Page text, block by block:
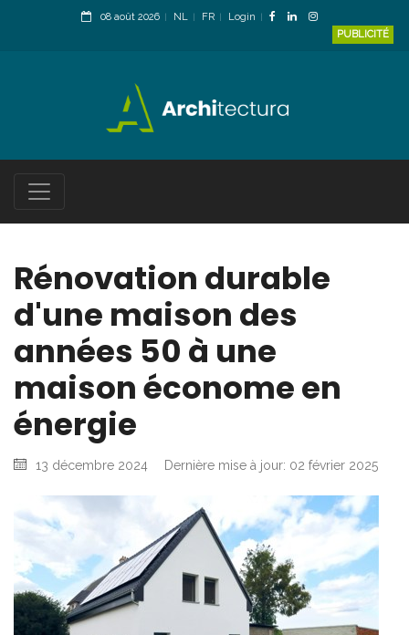
08 août 2026 NL FR
Login
PUBLICITÉ
Rénovation durable
d'une maison des
années 50 à une
maison économe en
énergie
13 décembre 2024 Dernière mise à jour: 02 février 2025